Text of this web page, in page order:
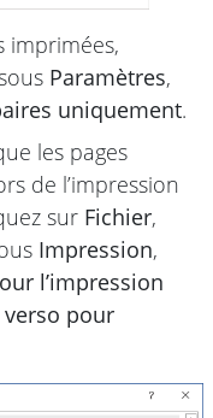
imprimées,
Paramètres,
uniquement.
les pages
de l’impression
sur Fichier,
Impression,
l’impression
pour